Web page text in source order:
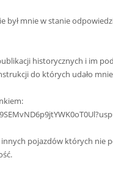
był mnie w stanie
historycznych i im
do których udało
pojazdów których nie